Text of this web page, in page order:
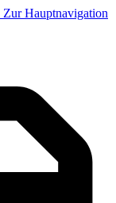
Zur Hauptnavigation